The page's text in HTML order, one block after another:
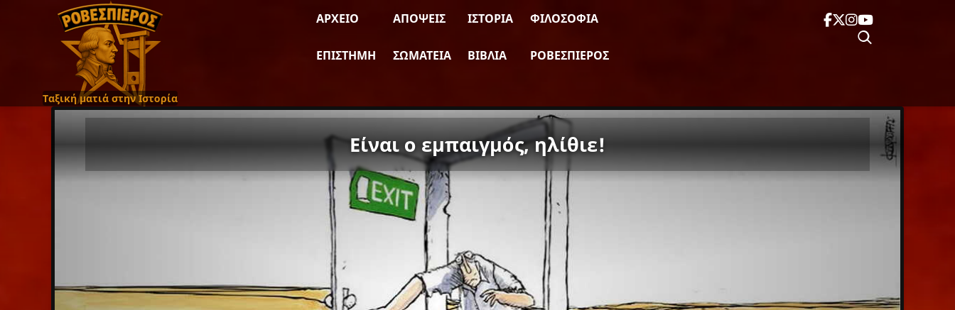
Ταξική ματιά στην Ιστορία
ΑΡΧΕΊΟ ΑΠΌΨΕΙΣ ΙΣΤΟΡΊΑ ΦΙΛΟΣΟΦΊΑ
ΕΠΙΣΤΉΜΗ ΣΩΜΑΤΕΊΑ ΒΙΒΛΊΑ ΡΟΒΕΣΠΙΈΡΟΣ
Είναι ο εμπαιγμός, ηλίθιε!